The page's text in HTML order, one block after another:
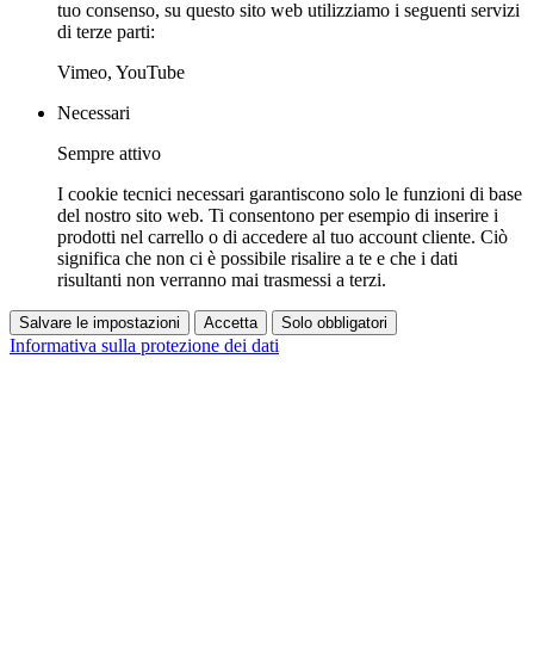
tuo consenso, su questo sito web utilizziamo i seguenti servizi
di terze parti:
Vimeo, YouTube
Necessari
Sempre attivo
I cookie tecnici necessari garantiscono solo le funzioni di base
del nostro sito web. Ti consentono per esempio di inserire i
prodotti nel carrello o di accedere al tuo account cliente. Ciò
significa che non ci è possibile risalire a te e che i dati
risultanti non verranno mai trasmessi a terzi.
Salvare le impostazioni Accetta Solo obbligatori
Informativa sulla protezione dei dati